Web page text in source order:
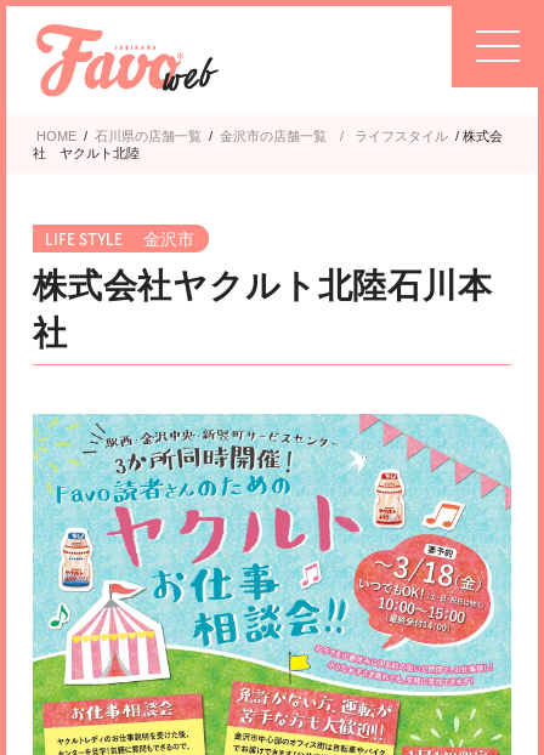
HOME / 石川県の店舗一覧 / 金沢市 ライフスタイル / 株式会
社 ヤクルト北陸
金沢市
株式会社ヤクルト北陸石川本
社